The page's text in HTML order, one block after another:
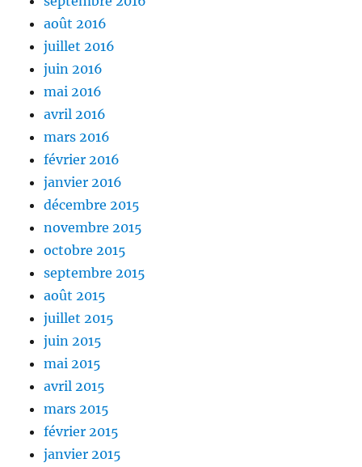
août 2016
juillet 2016
juin 2016
mai 2016
avril 2016
mars 2016
février 2016
janvier 2016
décembre 2015
novembre 2015
octobre 2015
septembre 2015
août 2015
juillet 2015
juin 2015
mai 2015
avril 2015
mars 2015
février 2015
janvier 2015